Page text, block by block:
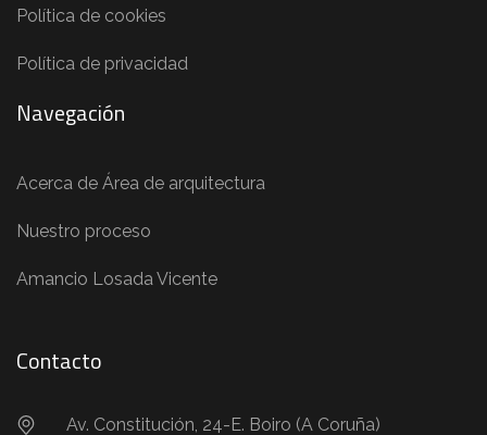
Política de cookies
Política de privacidad
Navegación
Acerca de Área de arquitectura
Nuestro proceso
Amancio Losada Vicente
Contacto
Av. Constitución, 24-E. Boiro (A Coruña)